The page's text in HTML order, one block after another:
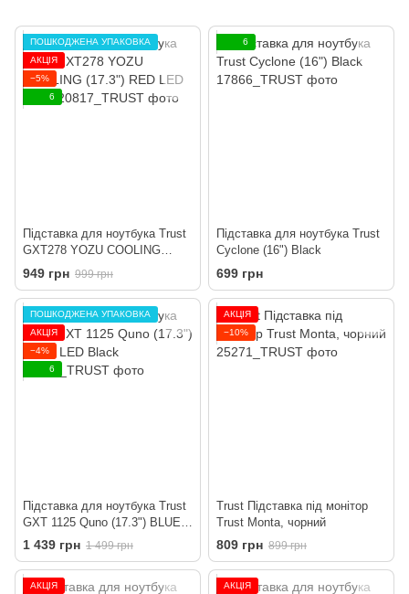
ПОШКОДЖЕНА УПАКОВКА
АКЦІЯ
−5%
6
Підставка для ноутбука Trust
GXT278 YOZU COOLING
(17.3") RED LED Black
949 грн 999 грн
6
Підставка для ноутбука Trust
Cyclone (16") Black
699 грн
ПОШКОДЖЕНА УПАКОВКА
АКЦІЯ
−4%
6
Підставка для ноутбука Trust
GXT 1125 Quno (17.3") BLUE
LED Black
1 439 грн 1 499 грн
АКЦІЯ
−10%
Trust Підставка під монітор
Trust Monta, чорний
809 грн 899 грн
АКЦІЯ
АКЦІЯ